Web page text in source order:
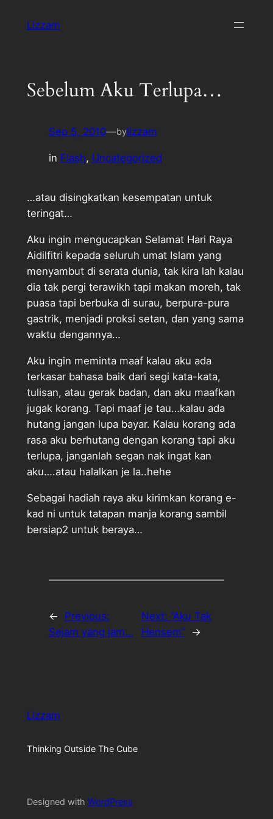
Lizzam
Sebelum Aku Terlupa…
Sep 5, 2010—bylizzam
in Flash, Uncategorized
…atau disingkatkan kesempatan untuk
teringat…
Aku ingin mengucapkan Selamat Hari Raya
Aidilfitri kepada seluruh umat Islam yang
menyambut di serata dunia, tak kira lah kalau
dia tak pergi terawikh tapi makan moreh, tak
puasa tapi berbuka di surau, berpura-pura
gastrik, menjadi proksi setan, dan yang sama
waktu dengannya…
Aku ingin meminta maaf kalau aku ada
terkasar bahasa baik dari segi kata-kata,
tulisan, atau gerak badan, dan aku maafkan
jugak korang. Tapi maaf je tau…kalau ada
hutang jangan lupa bayar. Kalau korang ada
rasa aku berhutang dengan korang tapi aku
terlupa, janganlah segan nak ingat kan
aku….atau halalkan je la..hehe
Sebagai hadiah raya aku kirimkan korang e-
kad ni untuk tatapan manja korang sambil
bersiap2 untuk beraya…
←
Previous:
Sejam yang jam…
Next:“Aku Tak
Hensem” →
Lizzam
Thinking Outside The Cube
Designed with WordPress